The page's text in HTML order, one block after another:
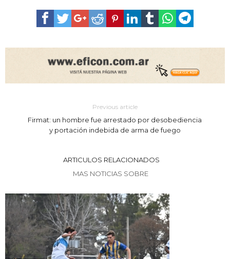
Previous article
Firmat: un hombre fue arrestado por desobediencia
y portación indebida de arma de fuego
ARTICULOS RELACIONADOS
MAS NOTICIAS SOBRE